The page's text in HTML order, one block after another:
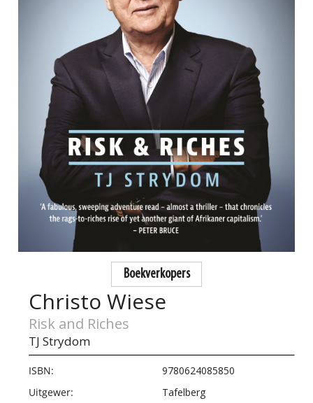
Boekverkopers
Christo Wiese
Risk and Riches
TJ Strydom
ISBN:
9780624085850
Uitgewer:
Tafelberg